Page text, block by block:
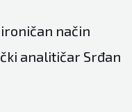
način
analitičar Srđan